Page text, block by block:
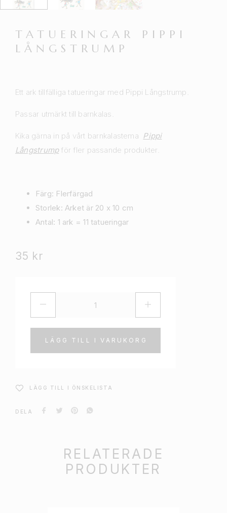
TATUERINGAR PIPPI
LÅNGSTRUMP
Ett ark tillfälliga tatueringar med Pippi Långstrump.
Passar utmärkt till barnkalas.
Kika gärna in på vårt barnkalastema Pippi
Långstrumpför fler passande produkter.
Färg: Flerfärgad
Storlek: Arket är 20 x 10 cm
Antal: 1 ark = 11 tatueringar
35 kr
LÄGG TILL I VARUKORG
LÄGG TILL I ÖNSKELISTA
DELA
RELATERADE
PRODUKTER